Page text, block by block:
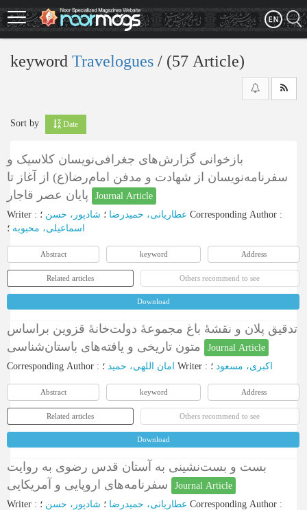
Skip
to
main
keyword Travelogues ‎/ (57 Article)
Sort by Date
بازخوانی گزارش‌های جغرافی‌نویسان کلاسیک و
سفرنامه‌نویسان از شهادت و مدفن ‌امام‌رضا(ع) از آغاز تا
Journal Article
Writer : عطاریانی، حمیدرضا ؛ شادپور، حسن Corresponding Author :
اسماعیلی، محبوبه ؛
Abstract keyword Address
Related articles Others recommend to see
Download
تدقیق پلان و نقشۀ باغ مجموعۀ دولت‌خانۀ قزوین براساس
Journal Article
Corresponding Author : امان‌ اللهی، حمید Writer : اکبری، مسعود ؛
Abstract keyword Address
Related articles Others recommend to see
Download
بست و بست‌نشینی به آستان قدس رضوی به روایت
Journal Article
Writer : عطاریانی، حمیدرضا ؛ شادپور، حسن Corresponding Author :